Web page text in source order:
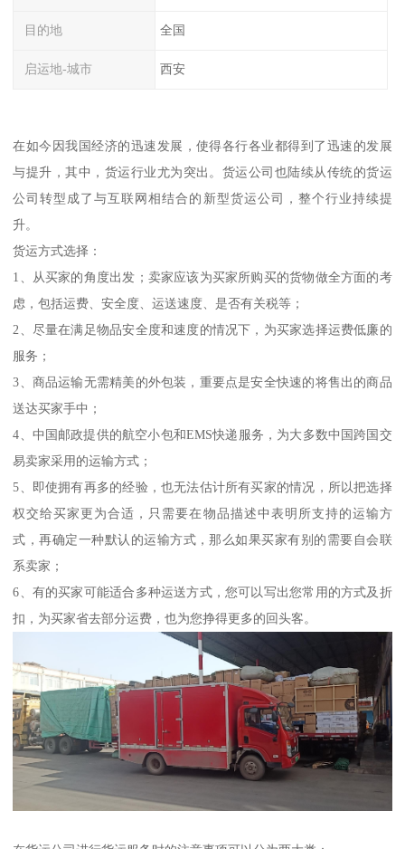
目的地 全国
启运地-城市 西安
在如今因我国经济的迅速发展，使得各行各业都得到了迅速的发展
与提升，其中，货运行业尤为突出。货运公司也陆续从传统的货运
公司转型成了与互联网相结合的新型货运公司，整个行业持续提
升。
货运方式选择：
1、从买家的角度出发；卖家应该为买家所购买的货物做全方面的考
虑，包括运费、安全度、运送速度、是否有关税等；
2、尽量在满足物品安全度和速度的情况下，为买家选择运费低廉的
服务；
3、商品运输无需精美的外包装，重要点是安全快速的将售出的商品
送达买家手中；
4、中国邮政提供的航空小包和EMS快递服务，为大多数中国跨国交
易卖家采用的运输方式；
5、即使拥有再多的经验，也无法估计所有买家的情况，所以把选择
权交给买家更为合适，只需要在物品描述中表明所支持的运输方
式，再确定一种默认的运输方式，那么如果买家有别的需要自会联
系卖家；
6、有的买家可能适合多种运送方式，您可以写出您常用的方式及折
扣，为买家省去部分运费，也为您挣得更多的回头客。